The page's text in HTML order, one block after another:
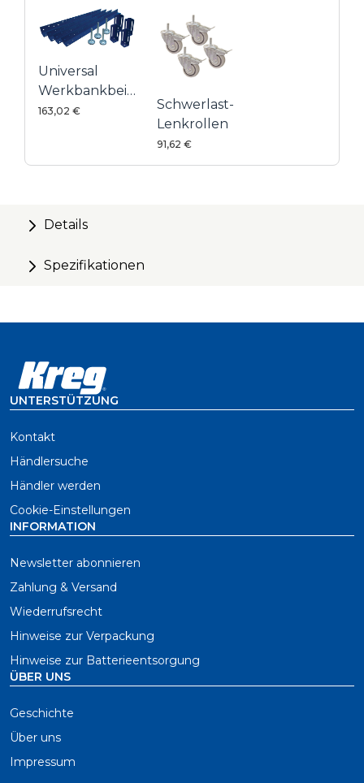
Universal
Werkbankbeine
1000
163,02 €
Schwerlast-
Lenkrollen
91,62 €
Details
Spezifikationen
UNTERSTÜTZUNG
Kontakt
Händlersuche
Händler werden
Cookie-Einstellungen
INFORMATION
Newsletter abonnieren
Zahlung & Versand
Wiederrufsrecht
Hinweise zur Verpackung
Hinweise zur Batterieentsorgung
ÜBER UNS
Geschichte
Über uns
Impressum